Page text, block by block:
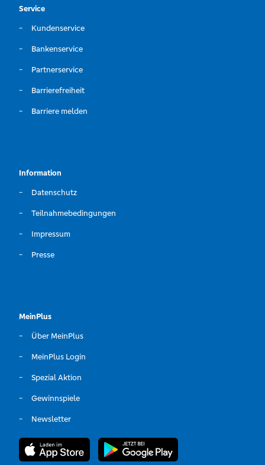
Service
Kundenservice
Bankenservice
Partnerservice
Barrierefreiheit
Barriere melden
Information
Datenschutz
Teilnahmebedingungen
Impressum
Presse
MeinPlus
Über MeinPlus
MeinPlus Login
Spezial Aktion
Gewinnspiele
Newsletter